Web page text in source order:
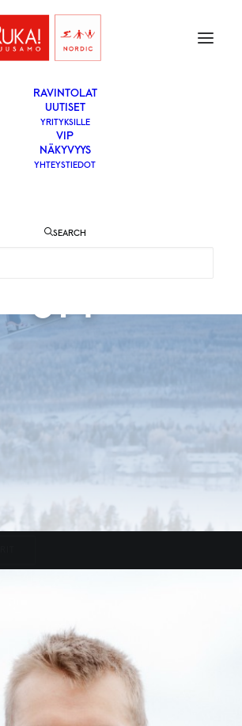
VAPAAEHTOISEKSI
YLEISÖLLE
­RAVINTOLAT
UUTISET
YRITYKSILLE
VIP
NÄKYVYYS
YHTEYSTIEDOT
SEARCH
ST1